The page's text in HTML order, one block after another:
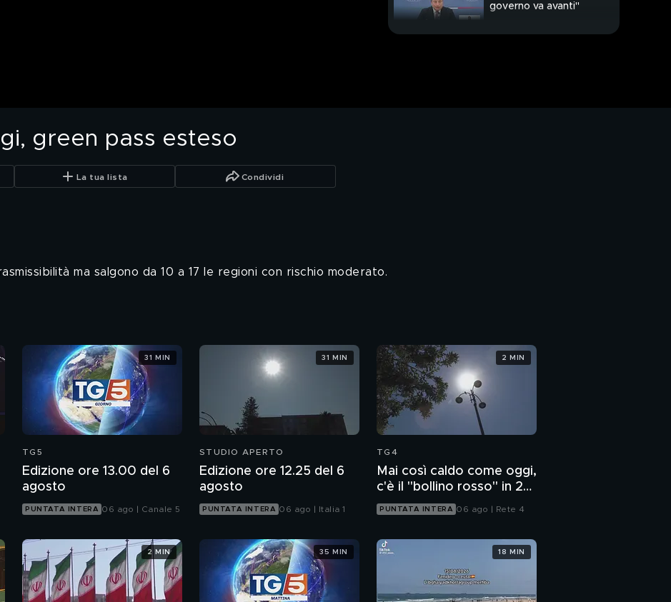
governo va avanti"
green pass esteso
La tua lista Condividi
ma salgono da 10 a 17 le regioni con rischio moderato.
TG5
Edizione ore 13.00 del 6
agosto
PUNTATA INTERA 06 ago | Canale 5
31 MIN
STUDIO APERTO
Edizione ore 12.25 del 6
agosto
PUNTATA INTERA 06 ago | Italia 1
31 MIN
TG4
Mai così caldo come oggi,
c'è il "bollino rosso" in 27
città
PUNTATA INTERA 06 ago | Rete 4
2 MIN
2 MIN 35 MIN 18 MIN